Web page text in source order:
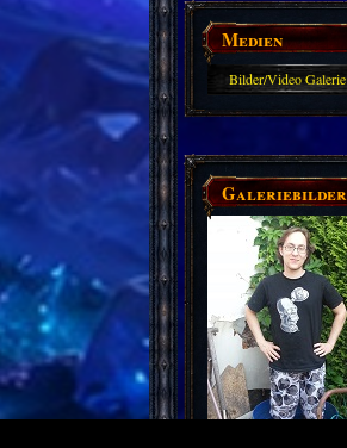
Medien
Bilder/Video Galerie
Galeriebilder